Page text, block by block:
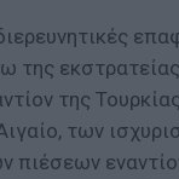
της
της
των
πιέσεων